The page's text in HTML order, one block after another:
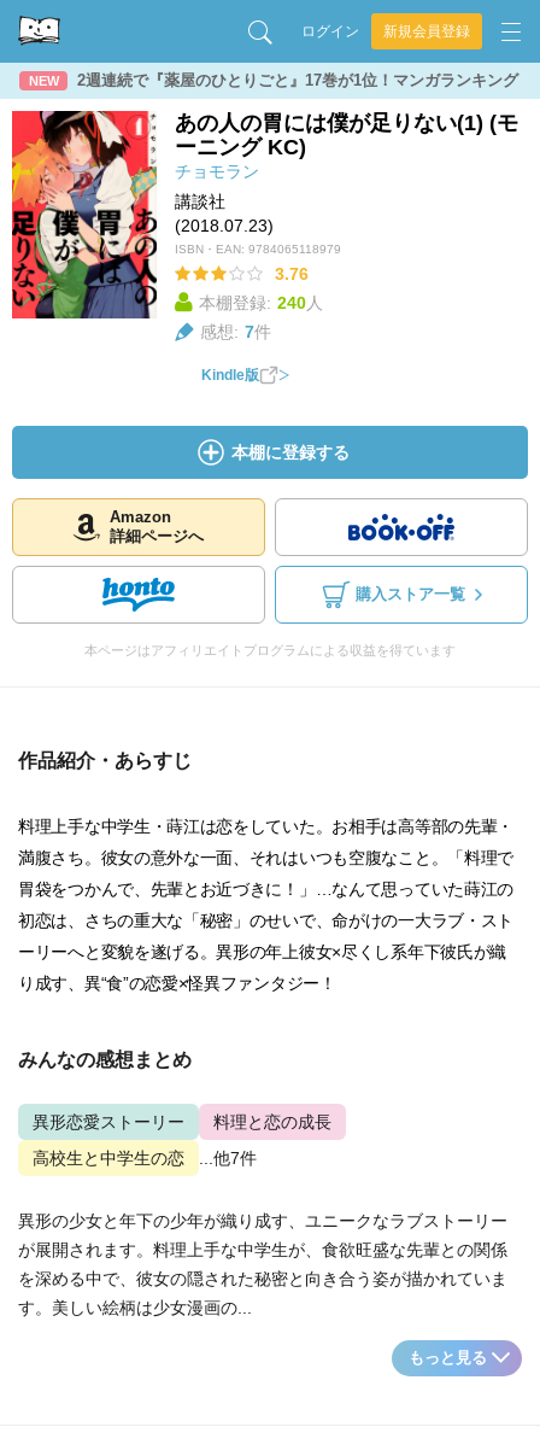
ログイン 新規会員登録
NEW 2週連続で『薬屋のひとりごと』17巻が1位！マンガランキング
あの人の胃には僕が足りない(1) (モ
ーニング KC)
チョモラン
講談社
(2018.07.23)
ISBN・EAN: 9784065118979
3.76
本棚登録: 240人
感想: 7件
Kindle版
本棚に登録する
Amazon
詳細ページへ
購入ストア一覧
本ページはアフィリエイトプログラムによる収益を得ています
作品紹介・あらすじ
料理上手な中学生・蒔江は恋をしていた。お相手は高等部の先輩・
満腹さち。彼女の意外な一面、それはいつも空腹なこと。「料理で
胃袋をつかんで、先輩とお近づきに！」…なんて思っていた蒔江の
初恋は、さちの重大な「秘密」のせいで、命がけの一大ラブ・スト
ーリーへと変貌を遂げる。異形の年上彼女×尽くし系年下彼氏が織
り成す、異“食”の恋愛×怪異ファンタジー！
みんなの感想まとめ
異形恋愛ストーリー
料理と恋の成長
高校生と中学生の恋
...他7件
異形の少女と年下の少年が織り成す、ユニークなラブストーリー
が展開されます。料理上手な中学生が、食欲旺盛な先輩との関係
を深める中で、彼女の隠された秘密と向き合う姿が描かれていま
す。美しい絵柄は少女漫画の...
もっと見る